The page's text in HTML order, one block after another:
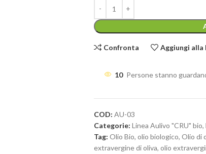
Confronta Aggiungi
10 Persone stanno
COD: AU-03
Categorie: Linea Aulivo "CRU" bio,
Tag: Olio Bio, olio biologico, Olio di
extravergine di oliva, olio